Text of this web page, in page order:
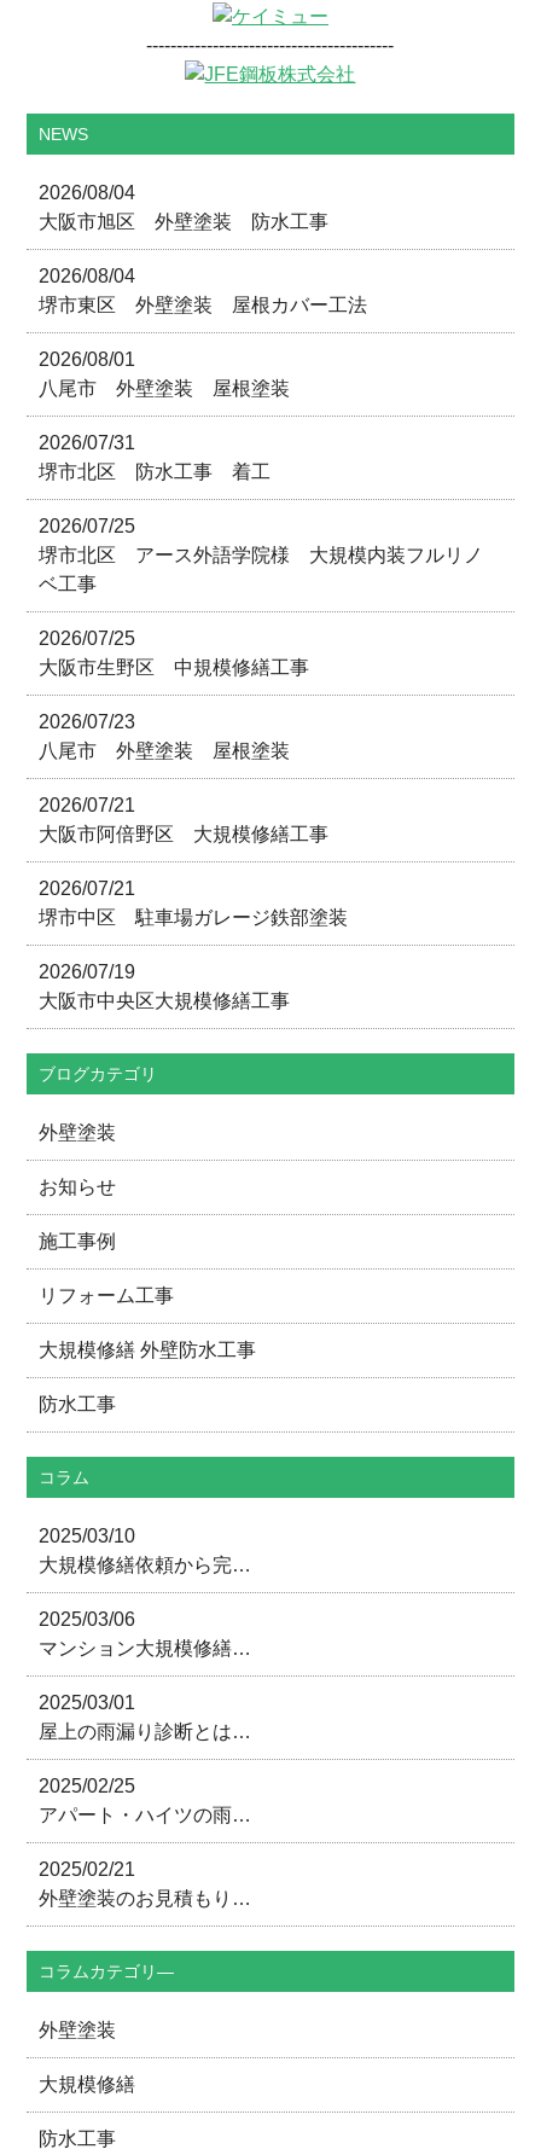
-----------------------------------------
NEWS
2026/08/04
大阪市旭区 外壁塗装 防水工事
2026/08/04
堺市東区 外壁塗装 屋根カバー工法
2026/08/01
八尾市 外壁塗装 屋根塗装
2026/07/31
堺市北区 防水工事 着工
2026/07/25
堺市北区 アース外語学院様 大規模内装フルリノ
ベ工事
2026/07/25
大阪市生野区 中規模修繕工事
2026/07/23
八尾市 外壁塗装 屋根塗装
2026/07/21
大阪市阿倍野区 大規模修繕工事
2026/07/21
堺市中区 駐車場ガレージ鉄部塗装
2026/07/19
大阪市中央区大規模修繕工事
ブログカテゴリ
外壁塗装
お知らせ
施工事例
リフォーム工事
大規模修繕 外壁防水工事
防水工事
コラム
2025/03/10
大規模修繕依頼から完…
2025/03/06
マンション大規模修繕…
2025/03/01
屋上の雨漏り診断とは…
2025/02/25
アパート・ハイツの雨…
2025/02/21
外壁塗装のお見積もり…
コラムカテゴリ―
外壁塗装
大規模修繕
防水工事